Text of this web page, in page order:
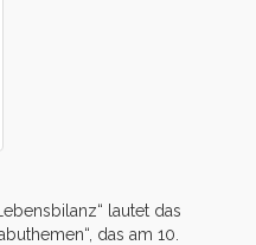
lautet das
das am 10.